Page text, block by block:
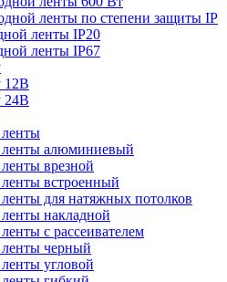
ленты по степени защиты IP
ленты IP20
ленты IP67
12В
24В
ленты алюминиевый
врезной
встроенный
для натяжных потолков
накладной
с рассеивателем
черный
угловой